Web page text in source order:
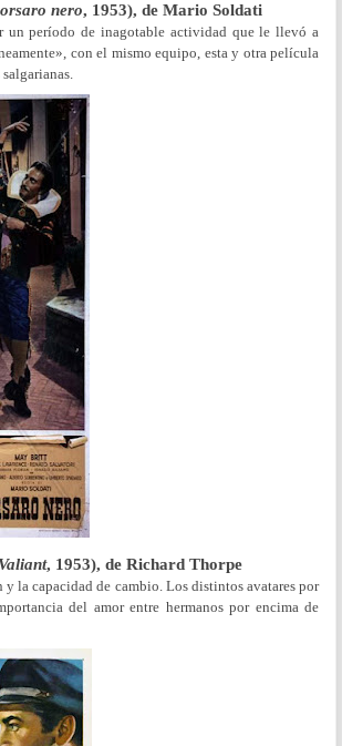
nero, 1953), de Mario Soldati
un período de inagotable actividad que le llevó a
con el mismo equipo, esta y otra película
, 1953), de Richard Thorpe
la capacidad de cambio. Los distintos avatares por
del amor entre hermanos por encima de